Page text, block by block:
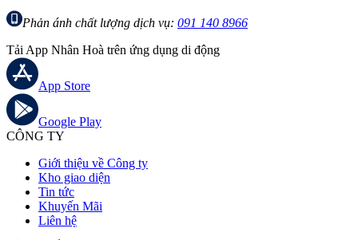
Phản ánh chất lượng dịch vụ: 091 140 8966
Tải App Nhân Hoà trên ứng dụng di động
App Store
Google Play
CÔNG TY
Giới thiệu về Công ty
Kho giao diện
Tin tức
Khuyến Mãi
Liên hệ